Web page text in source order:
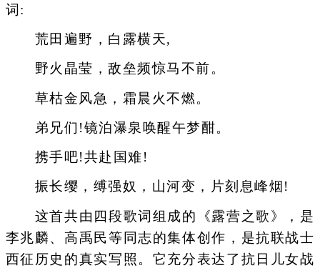
词:
荒田遍野，白露横天,
野火晶莹，敌垒频惊马不前。
草枯金风急，霜晨火不燃。
弟兄们!镜泊瀑泉唤醒午梦酣。
携手吧!共赴国难!
振长缨，缚强奴，山河变，片刻息峰烟!
这首共由四段歌词组成的《露营之歌》，是
李兆麟、高禹民等同志的集体创作，是抗联战士
西征历史的真实写照。它充分表达了抗日儿女战